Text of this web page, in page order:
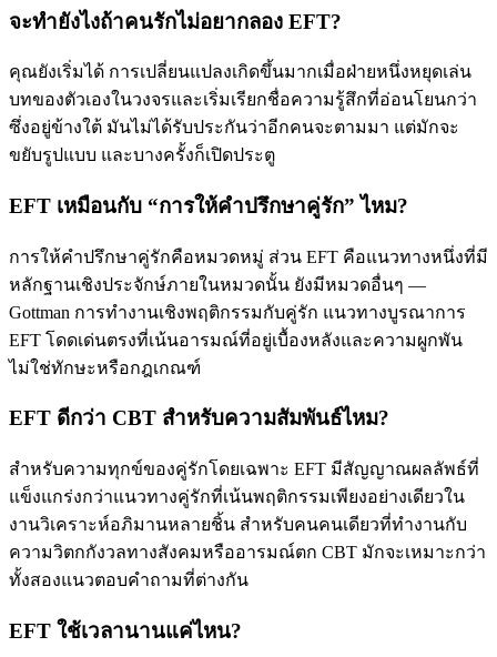
จะทำยังไงถ้าคนรักไม่อยากลอง EFT?
คุณยังเริ่มได้ การเปลี่ยนแปลงเกิดขึ้นมากเมื่อฝ่ายหนึ่งหยุดเล่น
บทของตัวเองในวงจรและเริ่มเรียกชื่อความรู้สึกที่อ่อนโยนกว่า
ซึ่งอยู่ข้างใต้ มันไม่ได้รับประกันว่าอีกคนจะตามมา แต่มักจะ
ขยับรูปแบบ และบางครั้งก็เปิดประตู
EFT เหมือนกับ “การให้คำปรึกษาคู่รัก” ไหม?
การให้คำปรึกษาคู่รักคือหมวดหมู่ ส่วน EFT คือแนวทางหนึ่งที่มี
หลักฐานเชิงประจักษ์ภายในหมวดนั้น ยังมีหมวดอื่นๆ —
Gottman การทำงานเชิงพฤติกรรมกับคู่รัก แนวทางบูรณาการ
EFT โดดเด่นตรงที่เน้นอารมณ์ที่อยู่เบื้องหลังและความผูกพัน
ไม่ใช่ทักษะหรือกฎเกณฑ์
EFT ดีกว่า CBT สำหรับความสัมพันธ์ไหม?
สำหรับความทุกข์ของคู่รักโดยเฉพาะ EFT มีสัญญาณผลลัพธ์ที่
แข็งแกร่งกว่าแนวทางคู่รักที่เน้นพฤติกรรมเพียงอย่างเดียวใน
งานวิเคราะห์อภิมานหลายชิ้น สำหรับคนคนเดียวที่ทำงานกับ
ความวิตกกังวลทางสังคมหรืออารมณ์ตก CBT มักจะเหมาะกว่า
ทั้งสองแนวตอบคำถามที่ต่างกัน
EFT ใช้เวลานานแค่ไหน?